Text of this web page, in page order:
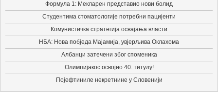
Формула 1: Мекларен представио нови болид
Студентима стоматологије потребни пацијенти
Комунистичка стратегија освајања власти
НБА: Нова побједа Мајамија, увјерљива Оклахома
Албанци затечени због споменика
Олимпијакос освојио 40. титулу!
Појефтиниле некретнине у Словенији